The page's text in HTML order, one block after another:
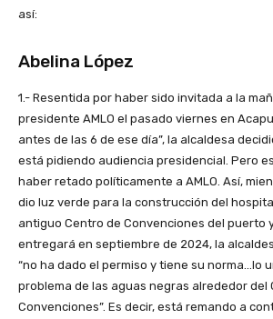
así:
Abelina López
1.- Resentida por haber sido invitada a la
presidente AMLO el pasado viernes en
antes de las 6 de ese día”, la alcaldesa
está pidiendo audiencia presidencial. Pero
haber retado políticamente a AMLO. Así,
dio luz verde para la construcción del
antiguo Centro de Convenciones del puerto
entregará en septiembre de 2024, la
“no ha dado el permiso y tiene su norma…lo
problema de las aguas negras alrededor del
Convenciones”. Es decir, está remando a